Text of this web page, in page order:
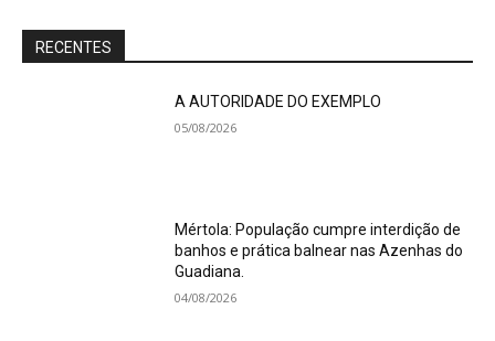
RECENTES
A AUTORIDADE DO EXEMPLO
05/08/2026
Mértola: População cumpre interdição de
banhos e prática balnear nas Azenhas do
Guadiana.
04/08/2026